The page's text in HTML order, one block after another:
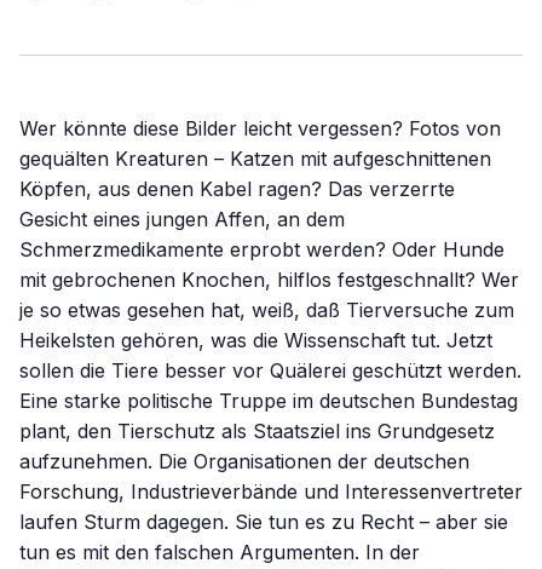
Wer könnte diese Bilder leicht vergessen? Fotos von
gequälten Kreaturen – Katzen mit aufgeschnittenen
Köpfen, aus denen Kabel ragen? Das verzerrte
Gesicht eines jungen Affen, an dem
Schmerzmedikamente erprobt werden? Oder Hunde
mit gebrochenen Knochen, hilflos festgeschnallt? Wer
je so etwas gesehen hat, weiß, daß Tierversuche zum
Heikelsten gehören, was die Wissenschaft tut. Jetzt
sollen die Tiere besser vor Quälerei geschützt werden.
Eine starke politische Truppe im deutschen Bundestag
plant, den Tierschutz als Staatsziel ins Grundgesetz
aufzunehmen. Die Organisationen der deutschen
Forschung, Industrieverbände und Interessenvertreter
laufen Sturm dagegen. Sie tun es zu Recht – aber sie
tun es mit den falschen Argumenten. In der